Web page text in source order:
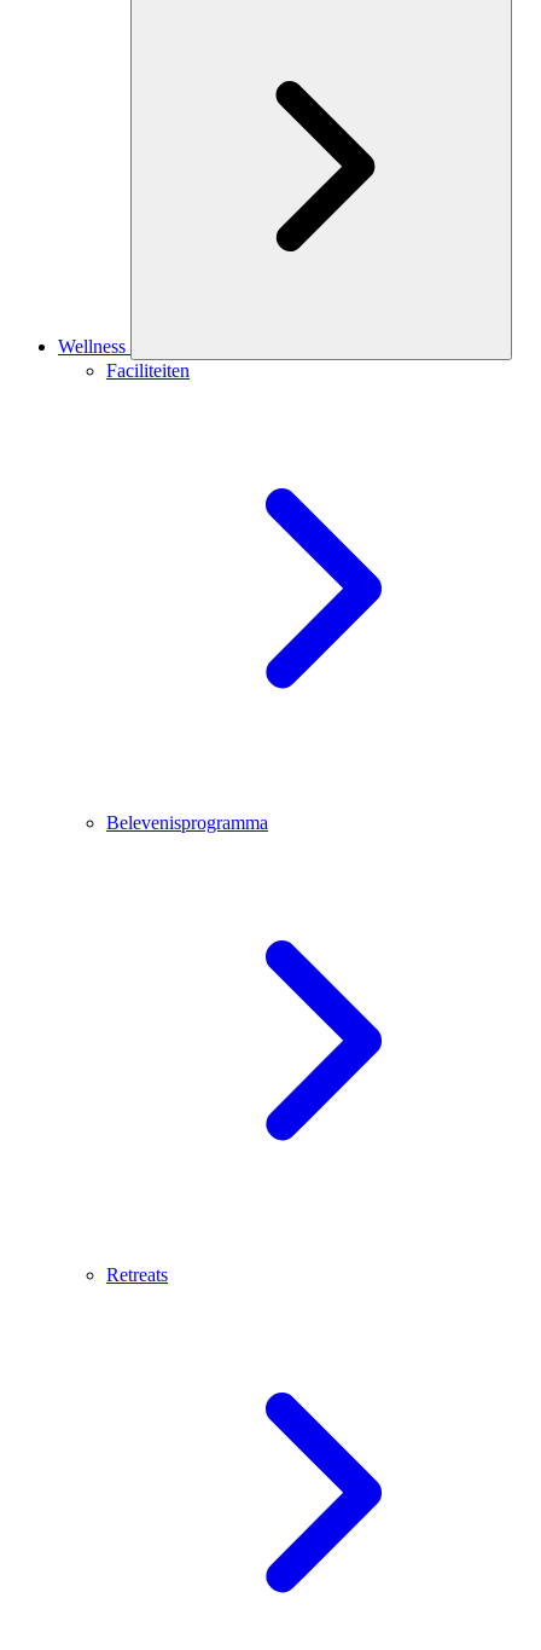
Wellness
Faciliteiten
Belevenisprogramma
Retreats